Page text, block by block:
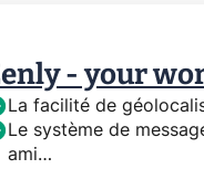
- your
La facilité de
Le système de
ami…